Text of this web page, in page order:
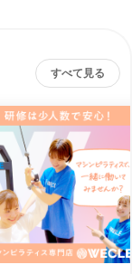
すべて見る